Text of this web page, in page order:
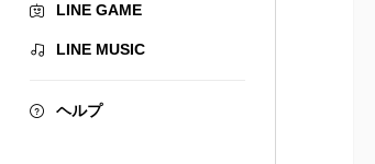
LINE GAME
LINE MUSIC
ヘルプ